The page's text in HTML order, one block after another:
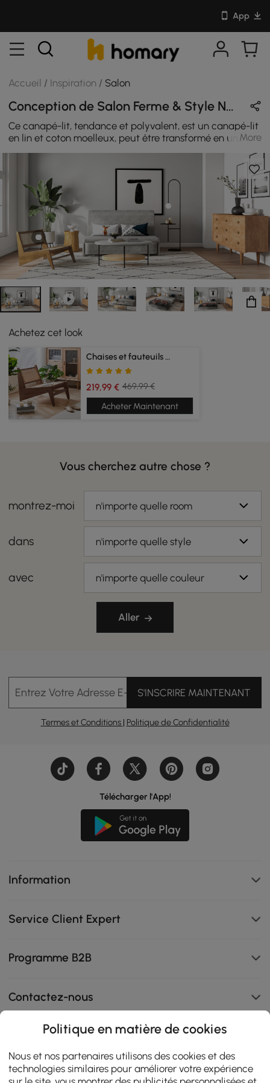
App
Accueil / Inspiration / Salon
Conception de Salon Ferme & Style Nordique en Naturel / Gris / Noir avec En Bois / Métal / Coton
Ce canapé-lit, tendance et polyvalent, est un canapé-lit
en lin et coton moelleux, peut être transformé en un
canapé-lit confortable et offre un espace de rangement
More
Achetez cet look
Chaises et fauteuils de détente
219,99 € 469,99 €
Acheter Maintenant
Vous cherchez autre chose ?
montrez-moi n'importe quelle room
dans n'importe quelle style
avec n'importe quelle couleur
Aller
Entrez Votre Adresse E-mailS'INSCRIRE MAINTENANT
Termes et Conditions | Politique de Confidentialité
Télécharger l'App!
Information
Service Client Expert
Programme B2B
Contactez-nous
108K
4.9
star
AVIS CERTIFIÉS
Politique en matière de cookies
Nous et nos partenaires utilisons des cookies et des
technologies similaires pour améliorer votre expérience